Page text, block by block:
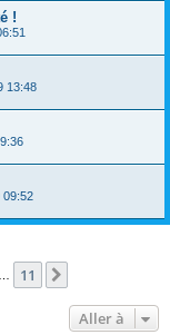
!
13:48
09:52
11
Aller à